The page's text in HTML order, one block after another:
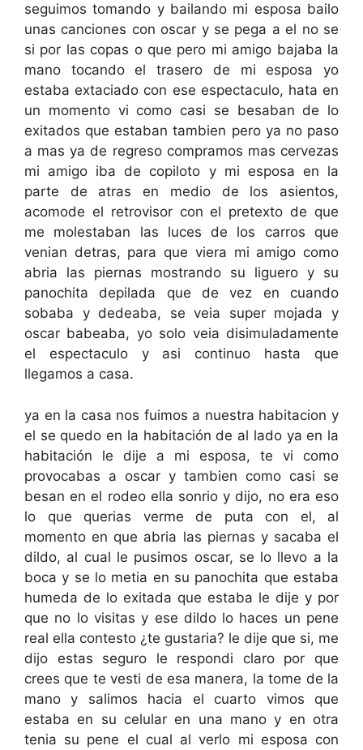
seguimos tomando y bailando mi esposa bailo
unas canciones con oscar y se pega a el no se
si por las copas o que pero mi amigo bajaba la
mano tocando el trasero de mi esposa yo
estaba extaciado con ese espectaculo, hata en
un momento vi como casi se besaban de lo
exitados que estaban tambien pero ya no paso
a mas ya de regreso compramos mas cervezas
mi amigo iba de copiloto y mi esposa en la
parte de atras en medio de los asientos,
acomode el retrovisor con el pretexto de que
me molestaban las luces de los carros que
venian detras, para que viera mi amigo como
abria las piernas mostrando su liguero y su
panochita depilada que de vez en cuando
sobaba y dedeaba, se veia super mojada y
oscar babeaba, yo solo veia disimuladamente
el espectaculo y asi continuo hasta que
llegamos a casa.
ya en la casa nos fuimos a nuestra habitacion y
el se quedo en la habitación de al lado ya en la
habitación le dije a mi esposa, te vi como
provocabas a oscar y tambien como casi se
besan en el rodeo ella sonrio y dijo, no era eso
lo que querias verme de puta con el, al
momento en que abria las piernas y sacaba el
dildo, al cual le pusimos oscar, se lo llevo a la
boca y se lo metia en su panochita que estaba
humeda de lo exitada que estaba le dije y por
que no lo visitas y ese dildo lo haces un pene
real ella contesto ¿te gustaria? le dije que si, me
dijo estas seguro le respondi claro por que
crees que te vesti de esa manera, la tome de la
mano y salimos hacia el cuarto vimos que
estaba en su celular en una mano y en otra
tenia su pene el cual al verlo mi esposa con